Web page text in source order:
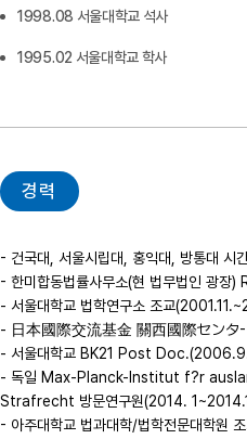
1998.08 서울대학교 석사
1995.02 서울대학교 학사
경력
- 건국대, 서울시립대, 홍익대, 방통대 시
- 한미합동법률사무소(현 법무법인 광
- 서울대학교 법학연구소 조교
- 日本國際交流基金 關西國際セン
- 서울대학교 BK21 Post
- 독일 Max-Planck-Institut f?r
Strafrecht 방문연구원(2014.
- 아주대학교 법과대학/법학전문대학원